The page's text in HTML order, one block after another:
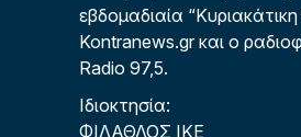
εβδομαδιαία
Kontranews.gr και ο
Radio 97,5.
Ιδιοκτησία:
ΦΙΛΑΘΛΟΣ ΙΚΕ